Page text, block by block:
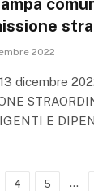
2022
dicembre
E
4 5 …